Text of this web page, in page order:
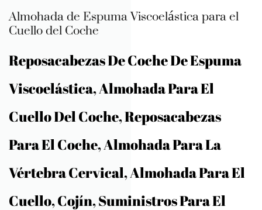
Almohada de Espuma Viscoelástica para el
Cuello del Coche
Reposacabezas De Coche De Espuma
Viscoelástica, Almohada Para El
Cuello Del Coche, Reposacabezas
Para El Coche, Almohada Para La
Vértebra Cervical, Almohada Para El
Cuello, Cojín, Suministros Para El